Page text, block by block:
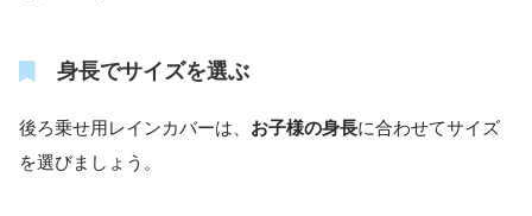
身長でサイズを選ぶ
後ろ乗せ用レインカバーは、 お子様の身長に合わせてサイズ
を選びましょう。